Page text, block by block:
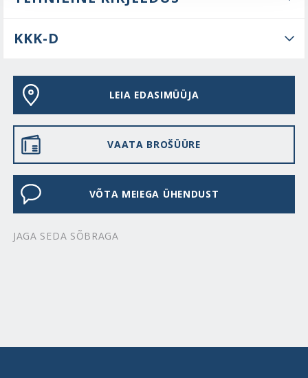
KKK-D
LEIA EDASIMÜÜJA
VAATA BROŠÜÜRE
VÕTA MEIEGA ÜHENDUST
JAGA SEDA SÕBRAGA